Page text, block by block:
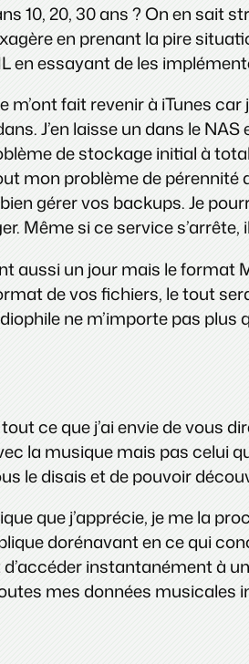
10, 20, 30 ans ? On en sait
en prenant la pire
en essayant de les
fait revenir à iTunes
J’en laisse un dans le
de stockage initial à
mon problème de pérennité
gérer vos backups. Je
Même si ce service
aussi un jour mais le format
de vos fichiers, le tout
ne m’importe pas plus
ce que j’ai envie de vous
la musique mais pas celui
le disais et de pouvoir
que j’apprécie, je me la
dorénavant en ce qui
instantanément à
mes données musicales